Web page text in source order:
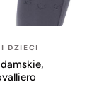
I DZIECI